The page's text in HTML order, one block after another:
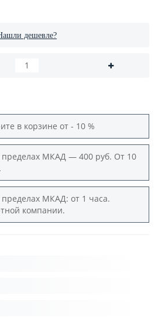
дешевле?
в корзине от - 10 %
пределах МКАД — 400 руб. От 10
МКАД: от 1 часа.
компании.